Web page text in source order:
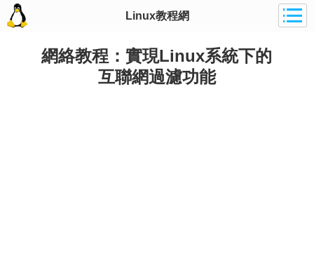
Linux教程網
網絡教程：實現Linux系統下的
互聯網過濾功能